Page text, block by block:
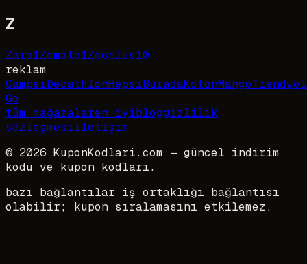
Z
Zara1Zomato1Zooplus10
reklam
CamperDecathlonHepsiBuradaKotonMangoTrendyol
Go
tüm mağazalaren iyibloggizlilik
sözleşmesiiletişim
© 2026 KuponKodlari.com — güncel indirim
kodu ve kupon kodları.
bazı bağlantılar iş ortaklığı bağlantısı
olabilir; kupon sıralamasını etkilemez.